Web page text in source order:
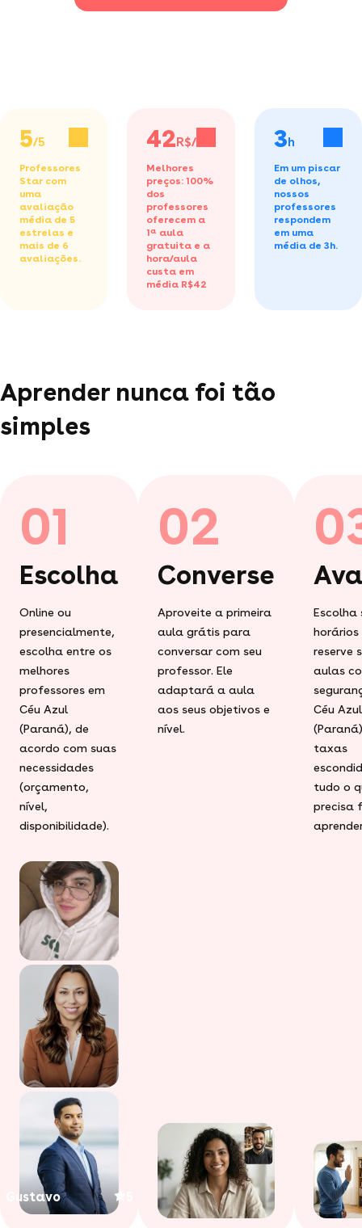
5/5
Professores
Star com
uma
avaliação
média de 5
estrelas e
mais de 6
avaliações.
42R$/h
Melhores
preços: 100%
dos
professores
oferecem a
1ª aula
gratuita e a
hora/aula
custa em
média R$42
3h
Em um piscar
de olhos,
nossos
professores
respondem
em uma
média de 3h.
Aprender nunca foi tão
simples
01
Escolha
Online ou
presencialmente,
escolha entre os
melhores
professores em
Céu Azul
(Paraná), de
acordo com suas
necessidades
(orçamento,
nível,
disponibilidade).
Gustavo
02
Converse
Aproveite a primeira
aula grátis para
conversar com seu
professor. Ele
adaptará a aula
aos seus objetivos e
nível.
Escolha
horários
reserve
aulas
Céu Azul
taxas
tudo o
precisa